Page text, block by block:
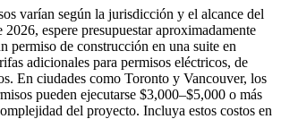
varían según la jurisdicción y el alcance del
espere presupuestar aproximadamente
permiso de construcción en una suite en
adicionales para permisos eléctricos, de
En ciudades como Toronto y Vancouver, los
pueden ejecutarse $3,000–$5,000 o más
del proyecto. Incluya estos costos en